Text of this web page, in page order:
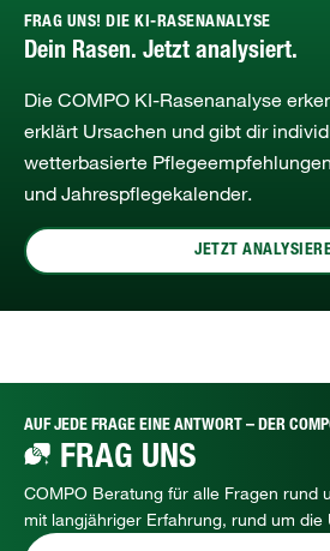
FRAG UNS! DIE KI-RASENANALYSE
Dein Rasen. Jetzt analysiert.
Die COMPO KI‑Rasenanalyse
erklärt Ursachen und gibt dir
wetterbasierte
und Jahrespflegekalender.
JETZT
AUF JEDE FRAGE EINE ANTWORT – DER
FRAG UNS
COMPO Beratung für alle Fragen rund
mit langjähriger Erfahrung, rund um die